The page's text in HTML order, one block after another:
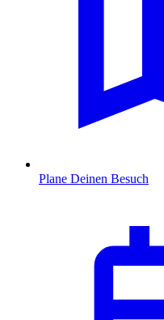
Plane Deinen Besuch